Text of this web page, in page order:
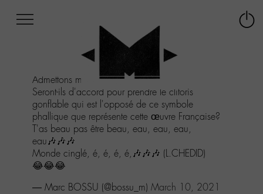
au
menu
Aller
contenu
Aller
recherche
Admettons mais!!!!
Seront-ils d'accord pour prendre le clitoris
gonflable qui est l'opposé de ce symbole
phallique que représente cette œuvre Française?
T'as beau pas être beau, eau, eau, eau,
eau🎶🎶🎶
Monde cinglé, é, é, é, é,🎶🎶🎶 (L.CHEDID)
😂😂😂
— Marc BOSSU (@bossu_m) March 10, 2021